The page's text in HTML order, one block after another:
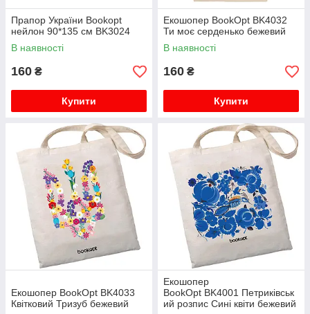
Прапор України Bookopt
нейлон 90*135 см BK3024
В наявності
160 ₴
Купити
Екошопер BookOpt BK4032
Ти моє серденько бежевий
В наявності
160 ₴
Купити
Екошопер BookOpt BK4033
Квітковий Тризуб бежевий
Екошопер
BookOpt BK4001 Петриківськ
ий розпис Сині квіти бежевий